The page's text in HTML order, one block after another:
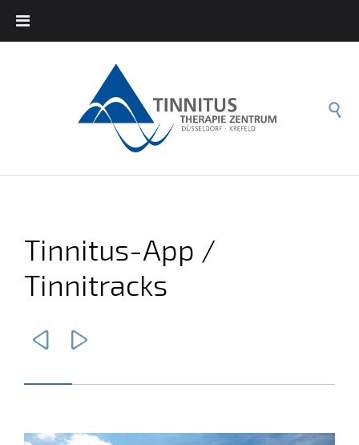

Tinnitus-App /
Tinnitracks
 